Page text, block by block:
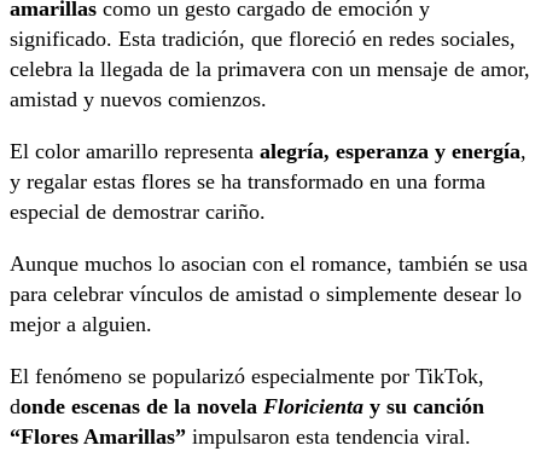
amarillas como un gesto cargado de emoción y
significado. Esta tradición, que floreció en redes sociales,
celebra la llegada de la primavera con un mensaje de amor,
amistad y nuevos comienzos.
El color amarillo representa alegría, esperanza y energía,
y regalar estas flores se ha transformado en una forma
especial de demostrar cariño.
Aunque muchos lo asocian con el romance, también se usa
para celebrar vínculos de amistad o simplemente desear lo
mejor a alguien.
El fenómeno se popularizó especialmente por TikTok,
donde escenas de la novela Floricienta y su canción
“Flores Amarillas” impulsaron esta tendencia viral.